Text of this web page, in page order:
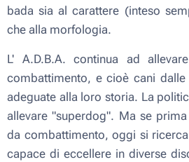
bada sia al carattere (inteso
che alla morfologia.
L' A.D.B.A. continua ad
combattimento, e cioè cani
adeguate alla loro storia. La
allevare "superdog". Ma se
da combattimento, oggi si
capace di eccellere in diverse